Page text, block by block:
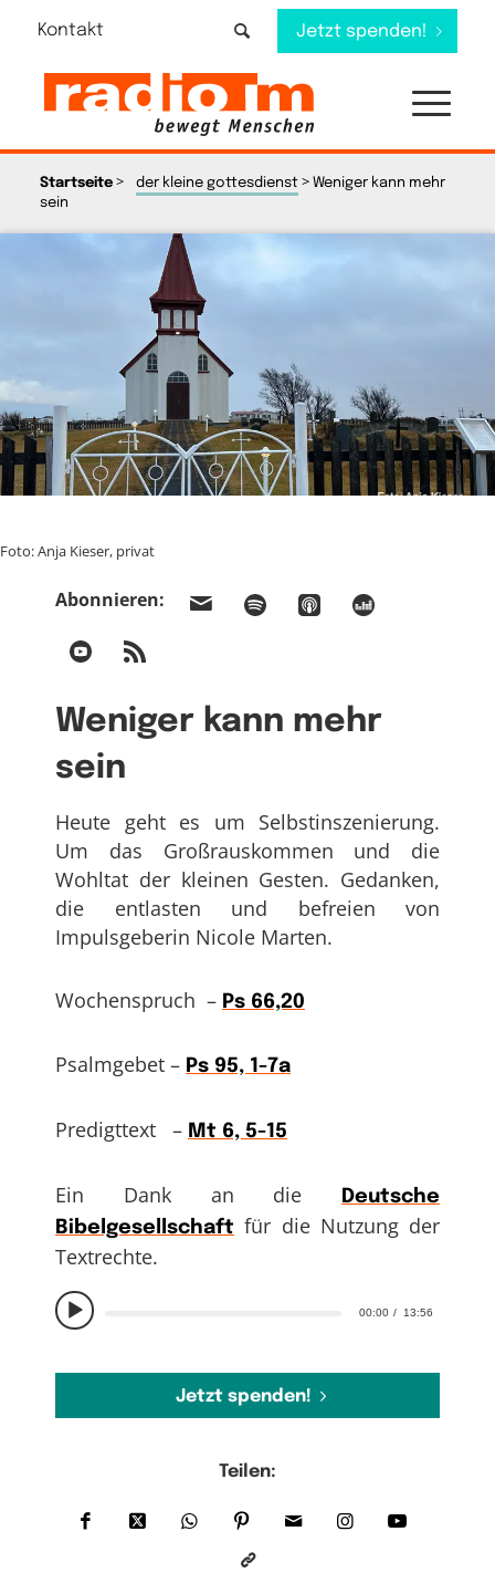
Kontakt Jetzt spenden!
Startseite> der kleine gottesdienst> Weniger kann mehr
sein
Foto: Anja Kieser, privat
Abonnieren:
Weniger kann mehr
sein
00:00 13:56
Heute geht es um Selbstinszenierung.
Um das Großrauskommen und die
Wohltat der kleinen Gesten. Gedanken,
die entlasten und befreien von
Impulsgeberin Nicole Marten.
Wochenspruch – Ps 66,20
Psalmgebet – Ps 95, 1-7a
Predigttext – Mt 6, 5-15
Ein Dank an die
Deutsche
Bibelgesellschaft für die Nutzung der
Textrechte.
Jetzt spenden!
Teilen: